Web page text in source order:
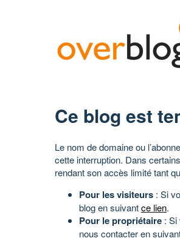
Ce blog est
Le nom de domaine ou
cette interruption. Dans
rendant son accès limité tant
Pour les visiteurs : Si
blog en suivantce lien.
Pour le propriétaire : Si
nous contacter en